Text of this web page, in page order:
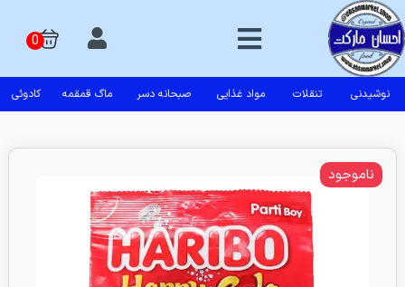
نوشیدنی تنقلات مواد غذایی صبحانه دسر ماگ قمقمه کادوئی
ناموجود